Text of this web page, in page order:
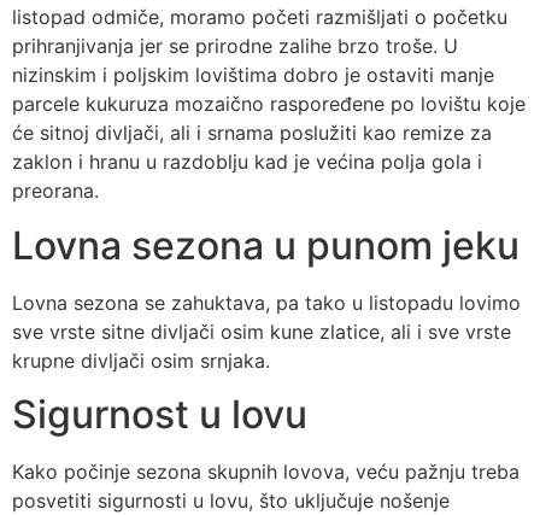
listopad odmiče, moramo početi razmišljati o početku
prihranjivanja jer se prirodne zalihe brzo troše. U
nizinskim i poljskim lovištima dobro je ostaviti manje
parcele kukuruza mozaično raspoređene po lovištu koje
će sitnoj divljači, ali i srnama poslužiti kao remize za
zaklon i hranu u razdoblju kad je većina polja gola i
preorana.
Lovna sezona u punom jeku
Lovna sezona se zahuktava, pa tako u listopadu lovimo
sve vrste sitne divljači osim kune zlatice, ali i sve vrste
krupne divljači osim srnjaka.
Sigurnost u lovu
Kako počinje sezona skupnih lovova, veću pažnju treba
posvetiti sigurnosti u lovu, što uključuje nošenje